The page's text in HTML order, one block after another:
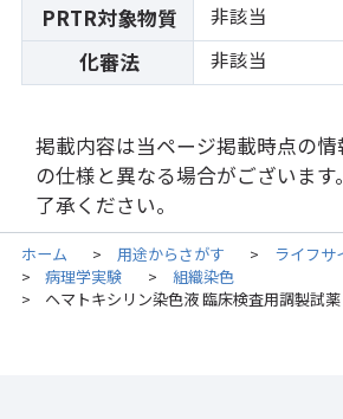
PRTR対象物質 非該当
化審法 非該当
掲載内容は当ページ掲載時点の
の仕様と異なる場合がございま
了承ください。
ホーム > 用途からさがす > ライフサ
> 病理学実験 > 組織染色
> ヘマトキシリン染色液 臨床検査用調製試